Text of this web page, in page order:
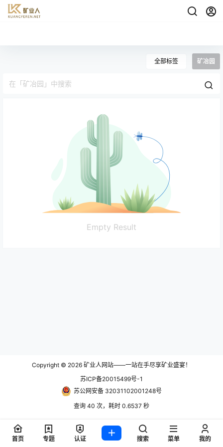
全部标签 矿冶园
Empty Result
Copyright © 2026 矿业人网站——一站在手尽享矿业盛宴！
苏ICP备20015499号-1
苏公网安备 32031102001248号
查询 40 次，耗时 0.6537 秒
首页 专题 认证 搜索 菜单 我的